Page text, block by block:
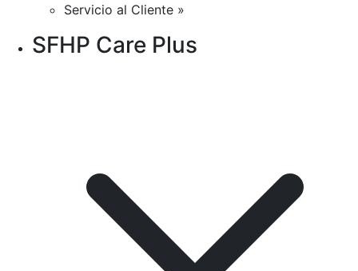
Servicio al Cliente »
SFHP Care Plus